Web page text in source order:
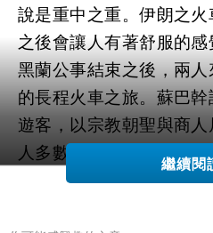
說是重中之重。伊朗之
之後會讓人有著舒服的
黑蘭公事結束之後，兩
的長程火車之旅。蘇巴
遊客，以宗教朝聖與商
人多數是什葉派穆斯林
之地方。」
繼續閱